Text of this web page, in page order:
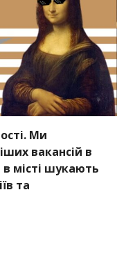
Ми
вакансій в
місті шукають
та